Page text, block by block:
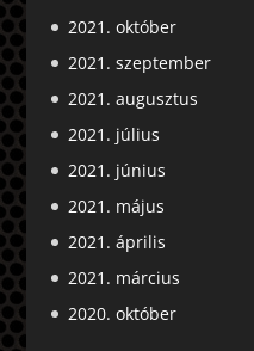
2021. október
2021. szeptember
2021. augusztus
2021. július
2021. június
2021. május
2021. április
2021. március
2020. október